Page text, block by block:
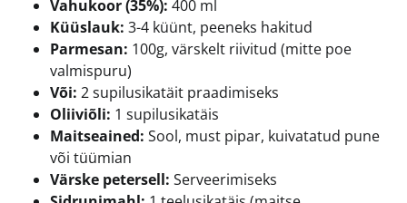
Vahukoor (35%): 400 ml
Küüslauk: 3-4 küünt, peeneks hakitud
Parmesan: 100g, värskelt riivitud (mitte poe
valmispuru)
Või: 2 supilusikatäit praadimiseks
Oliiviõli: 1 supilusikatäis
Maitseained: Sool, must pipar, kuivatatud pune
või tüümian
Värske petersell: Serveerimiseks